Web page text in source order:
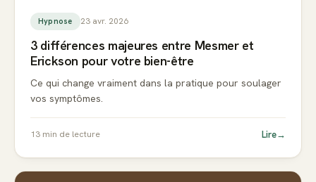
Hypnose 23 avr. 2026
3 différences majeures entre Mesmer et
Erickson pour votre bien-être
Ce qui change vraiment dans la pratique pour soulager
vos symptômes.
13 min de lecture Lire→